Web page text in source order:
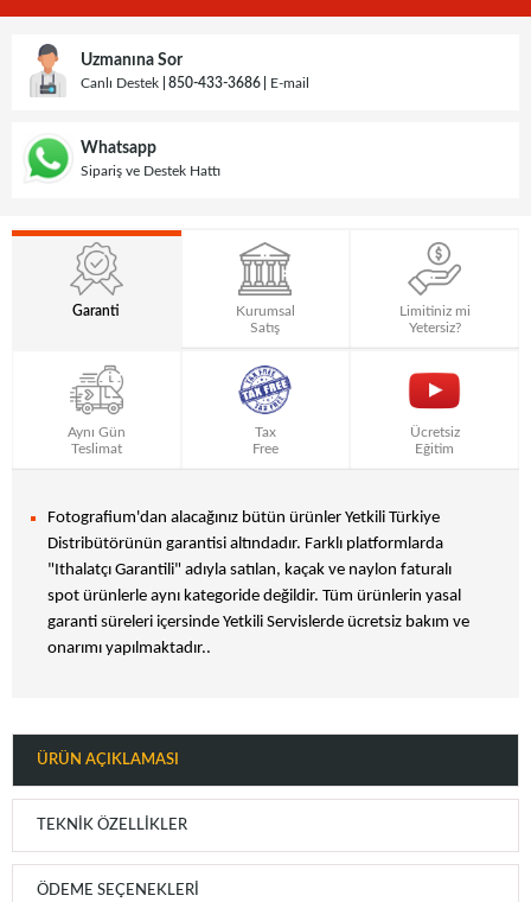
Uzmanına Sor
Canlı Destek 850-433-3686 E-mail
Whatsapp
Sipariş ve Destek Hattı
Garanti
Kurumsal
Satış
Limitiniz mi
Yetersiz?
Aynı Gün
Teslimat
Tax
Free
Ücretsiz
Eğitim
Fotografium'dan alacağınız bütün ürünler Yetkili Türkiye
Distribütörünün garantisi altındadır. Farklı platformlarda
"Ithalatçı Garantili" adıyla satılan, kaçak ve naylon faturalı
spot ürünlerle aynı kategoride değildir. Tüm ürünlerin yasal
garanti süreleri içersinde Yetkili Servislerde ücretsiz bakım ve
onarımı yapılmaktadır..
ÜRÜN AÇIKLAMASI
TEKNIK ÖZELLIKLER
ÖDEME SEÇENEKLERI